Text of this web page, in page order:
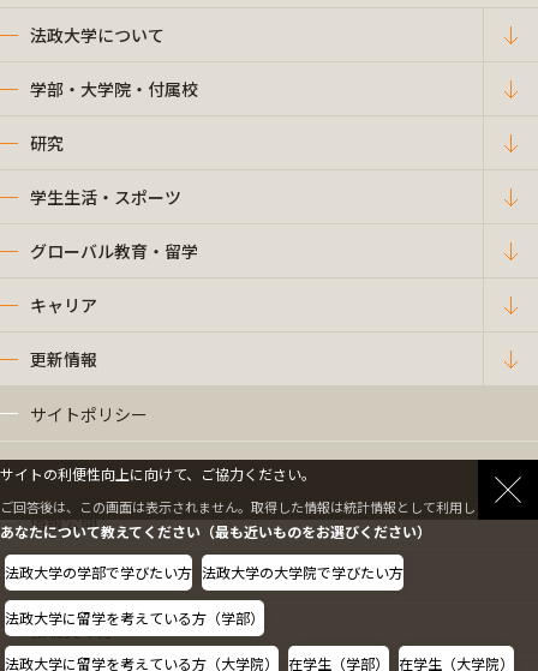
法政大学について
学部・大学院・付属校
研究
学生生活・スポーツ
グローバル教育・留学
キャリア
更新情報
サイトポリシー
プライバシーポリシー
情報公開
採用情報
教職員の方へ
サイトの利便性向上に向けて、ご協力ください。
ご回答後は、この画面は表示されません。取得した情報は統計情報として利用します。
あなたについて教えてください（最も近いものをお選びください）
法政大学の学部で学びたい方 法政大学の大学院で学びたい方
法政大学に留学を考えている方（学部）
法政大学に留学を考えている方（大学院） 在学生（学部） 在学生（大学院）